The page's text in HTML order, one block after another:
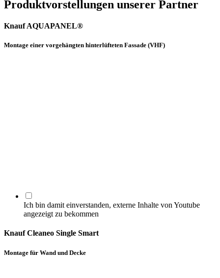
Produktvorstellungen unserer Partner
Knauf AQUAPANEL®
Montage einer vorgehängten hinterlüfteten Fassade (VHF)
Ich bin damit einverstanden, externe Inhalte von Youtube
angezeigt zu bekommen
Knauf Cleaneo Single Smart
Montage für Wand und Decke